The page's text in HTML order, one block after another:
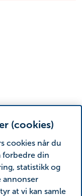
(cookies)
cookies når du
forbedre din
statistikk og
annonser
at vi kan samle